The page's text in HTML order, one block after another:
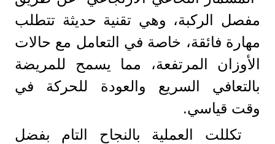
مفصل الركبة، وهي تقنية حديثة تتطلب
مهارة فائقة، خاصة في التعامل مع حالات
الأوزان المرتفعة، مما يسمح للمريضة
بالتعافي السريع والعودة للحركة في
وقت قياسي.
​ تكللت العملية بالنجاح التام بفضل